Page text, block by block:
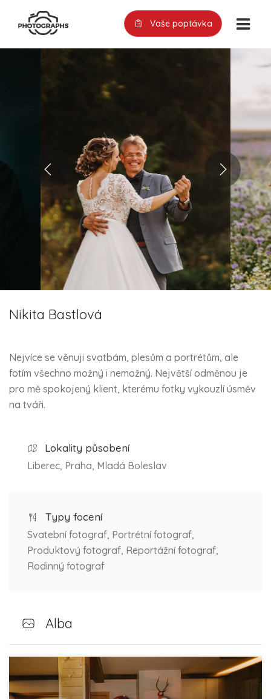
Vaše poptávka
Nikita Bastlová
Nejvíce se věnuji svatbám, plesům a portrétům, ale
fotím všechno možný i nemožný. Největší odměnou je
pro mě spokojený klient, kterému fotky vykouzlí úsměv
na tváři.
Lokality působení
Liberec, Praha, Mladá Boleslav
Typy focení
Svatební fotograf, Portrétní fotograf,
Produktový fotograf, Reportážní fotograf,
Rodinný fotograf
Alba